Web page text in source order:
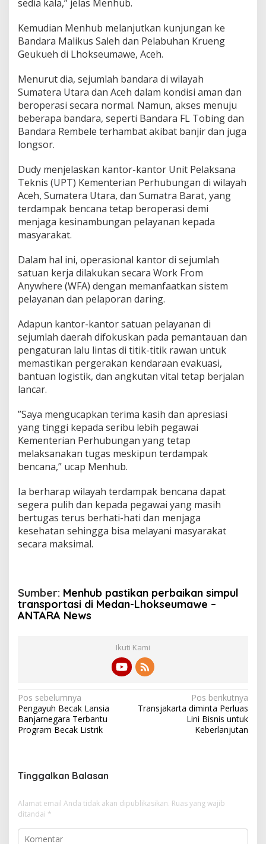
sedia kala,” jelas Menhub.
Kemudian Menhub melanjutkan kunjungan ke
Bandara Malikus Saleh dan Pelabuhan Krueng
Geukueh di Lhokseumawe, Aceh.
Menurut dia, sejumlah bandara di wilayah
Sumatera Utara dan Aceh dalam kondisi aman dan
beroperasi secara normal. Namun, akses menuju
beberapa bandara, seperti Bandara FL Tobing dan
Bandara Rembele terhambat akibat banjir dan juga
longsor.
Dudy menjelaskan kantor-kantor Unit Pelaksana
Teknis (UPT) Kementerian Perhubungan di wilayah
Aceh, Sumatera Utara, dan Sumatra Barat, yang
terdampak bencana tetap beroperasi demi
menjaga kesinambungan pelayanan kepada
masyarakat.
Dalam hal ini, operasional kantor di sejumlah
satuan kerja dilakukan secara Work From
Anywhere (WFA) dengan memanfaatkan sistem
pelayanan dan pelaporan daring.
Adapun kantor-kantor satuan pelayanan di
sejumlah daerah difokuskan pada pemantauan dan
pengaturan lalu lintas di titik-titik rawan untuk
memastikan pergerakan kendaraan evakuasi,
bantuan logistik, dan angkutan vital tetap berjalan
lancar.
”Saya mengucapkan terima kasih dan apresiasi
yang tinggi kepada seribu lebih pegawai
Kementerian Perhubungan yang tetap
melaksanakan tugas meskipun terdampak
bencana,” ucap Menhub.
Ia berharap wilayah terdampak bencana dapat
segera pulih dan kepada pegawai yang masih
bertugas terus berhati-hati dan menjaga
kesehatan sehingga bisa melayani masyarakat
secara maksimal.
Sumber: Menhub pastikan perbaikan simpul
transportasi di Medan-Lhokseumawe –
ANTARA News
Ikuti Kami
N
a
v
g
a
s
i
p
Pos sebelumnya
Pengayuh Becak Lansia
Banjarnegara Terbantu
Program Becak Listrik
Pos berikutnya
Transjakarta diminta Perluas
Lini Bisnis untuk
Keberlanjutan
Tinggalkan Balasan
Alamat email Anda tidak akan dipublikasikan. Ruas yang wajib
ditandai *